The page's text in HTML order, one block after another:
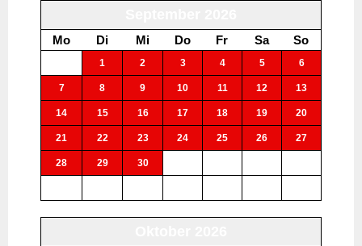
Mo Di Mi Do Fr Sa So
1 2 3 4 5 6
7 8 9 10 11 12 13
14 15 16 17 18 19 20
21 22 23 24 25 26 27
28 29 30